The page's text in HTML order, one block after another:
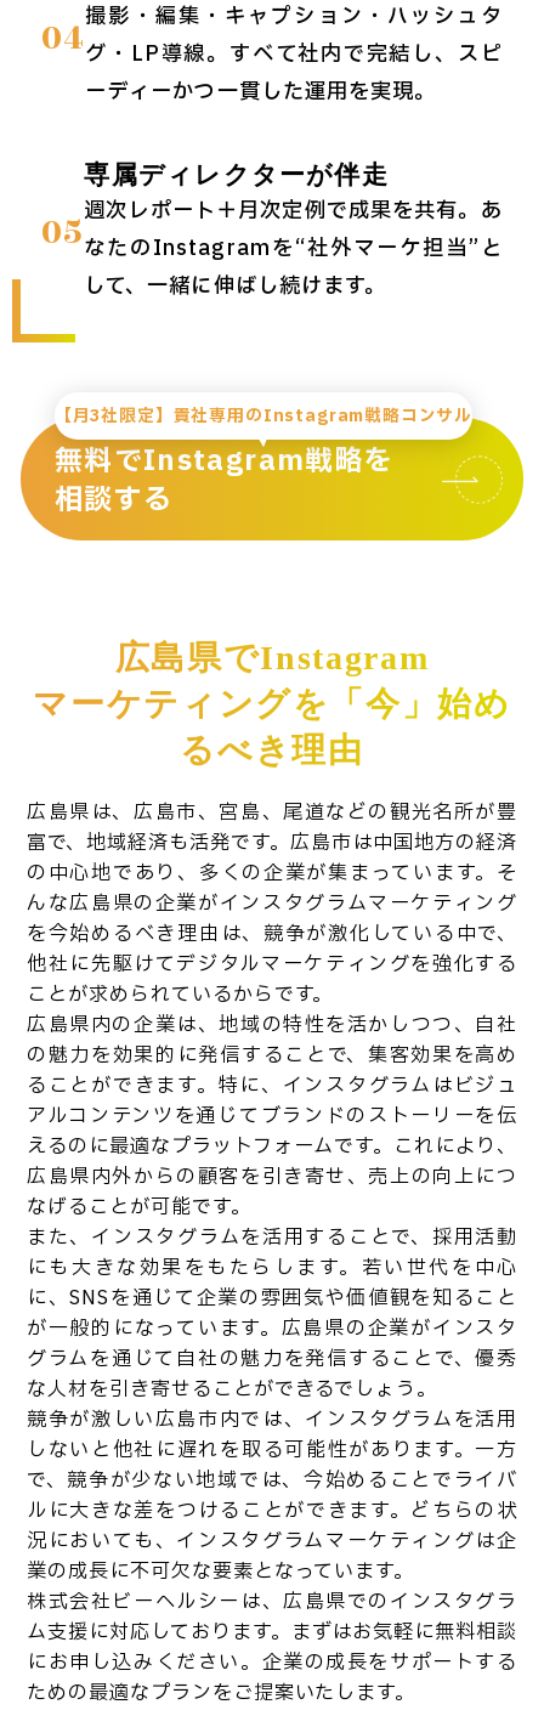
04撮影・編集・キャプション・ハッシュタ
グ・LP導線。すべて社内で完結し、スピ
ーディーかつ一貫した運用を実現。
05
専属ディレクターが伴走
週次レポート＋月次定例で成果を共有。あ
なたのInstagramを“社外マーケ担当”と
して、一緒に伸ばし続けます。
【月3社限定】貴社専用のInstagram戦略コンサル
無料でInstagram戦略を
相談する
広島県でInstagram
マーケティングを「今」始め
るべき理由
広島県は、広島市、宮島、尾道などの観光名所が豊
富で、地域経済も活発です。広島市は中国地方の経済
の中心地であり、多くの企業が集まっています。そ
んな広島県の企業がインスタグラムマーケティング
を今始めるべき理由は、競争が激化している中で、
他社に先駆けてデジタルマーケティングを強化する
ことが求められているからです。
広島県内の企業は、地域の特性を活かしつつ、自社
の魅力を効果的に発信することで、集客効果を高め
ることができます。特に、インスタグラムはビジュ
アルコンテンツを通じてブランドのストーリーを伝
えるのに最適なプラットフォームです。これにより、
広島県内外からの顧客を引き寄せ、売上の向上につ
なげることが可能です。
また、インスタグラムを活用することで、採用活動
にも大きな効果をもたらします。若い世代を中心
に、SNSを通じて企業の雰囲気や価値観を知ること
が一般的になっています。広島県の企業がインスタ
グラムを通じて自社の魅力を発信することで、優秀
な人材を引き寄せることができるでしょう。
競争が激しい広島市内では、インスタグラムを活用
しないと他社に遅れを取る可能性があります。一方
で、競争が少ない地域では、今始めることでライバ
ルに大きな差をつけることができます。どちらの状
況においても、インスタグラムマーケティングは企
業の成長に不可欠な要素となっています。
株式会社ビーヘルシーは、広島県でのインスタグラ
ム支援に対応しております。まずはお気軽に無料相談
にお申し込みください。企業の成長をサポートする
ための最適なプランをご提案いたします。